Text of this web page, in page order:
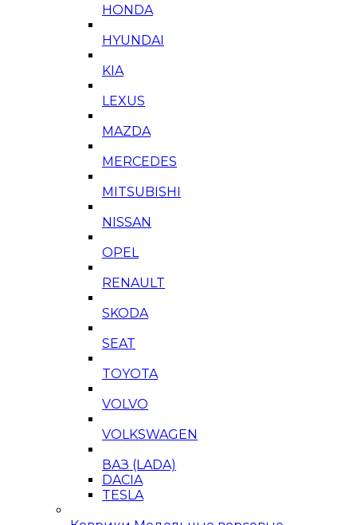
HONDA
HYUNDAI
KIA
LEXUS
MAZDA
MERCEDES
MITSUBISHI
NISSAN
OPEL
RENAULT
SKODA
SEAT
TOYOTA
VOLVO
VOLKSWAGEN
ВАЗ (LADA)
DACIA
TESLA